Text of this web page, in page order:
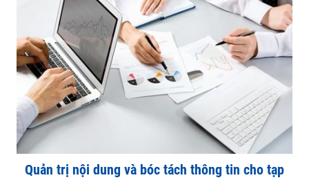
Quản trị nội dung và bóc tách thông tin cho tạp